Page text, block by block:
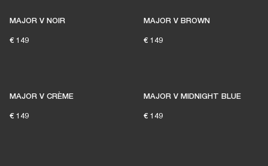
MAJOR V NOIR
€ 149
MAJOR V BROWN
€ 149
MAJOR V CRÈME
€ 149
MAJOR V MIDNIGHT BLUE
€ 149